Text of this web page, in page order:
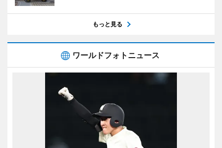
もっと見る
ワールドフォトニュース